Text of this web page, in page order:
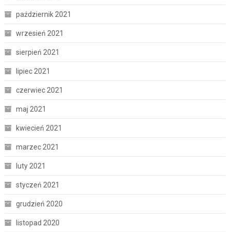
październik 2021
wrzesień 2021
sierpień 2021
lipiec 2021
czerwiec 2021
maj 2021
kwiecień 2021
marzec 2021
luty 2021
styczeń 2021
grudzień 2020
listopad 2020